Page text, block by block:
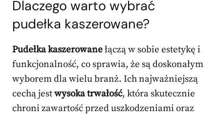
Dlaczego warto wybrać
pudełka kaszerowane?
Pudełka kaszerowanełączą w sobie estetykę i
funkcjonalność, co sprawia, że są doskonałym
wyborem dla wielu branż. Ich najważniejszą
cechą jestwysoka trwałość, która skutecznie
chroni zawartość przed uszkodzeniami oraz